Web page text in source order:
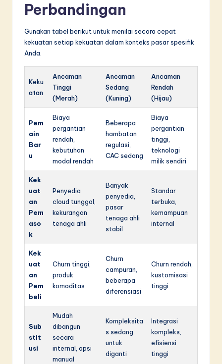
Perbandingan
Gunakan tabel berikut untuk menilai secara cepat
kekuatan setiap kekuatan dalam konteks pasar spesifik
Anda.
Keku
atan
Ancaman
Tinggi
(Merah)
Ancaman
Sedang
(Kuning)
Ancaman
Rendah
(Hijau)
Pem
ain
Bar
u
Biaya
pergantian
rendah,
kebutuhan
modal rendah
Beberapa
hambatan
regulasi,
CAC sedang
Biaya
pergantian
tinggi,
teknologi
milik sendiri
Kek
uat
an
Pem
aso
k
Penyedia
cloud tunggal,
kekurangan
tenaga ahli
Banyak
penyedia,
pasar
tenaga ahli
stabil
Standar
terbuka,
kemampuan
internal
Kek
uat
an
Pem
beli
Churn tinggi,
produk
komoditas
Churn
campuran,
beberapa
diferensiasi
Churn rendah,
kustomisasi
tinggi
Sub
stit
usi
Mudah
dibangun
secara
internal, opsi
manual
Kompleksita
s sedang
untuk
diganti
Integrasi
kompleks,
efisiensi
tinggi